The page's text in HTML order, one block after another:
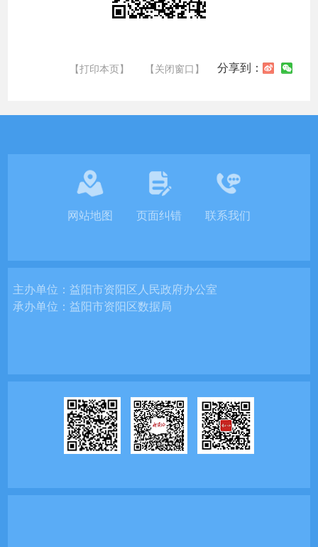
【打印本页】 【关闭窗口】 分享到：
网站地图 页面纠错 联系我们
主办单位：益阳市资阳区人民政府办公室
承办单位：益阳市资阳区数据局